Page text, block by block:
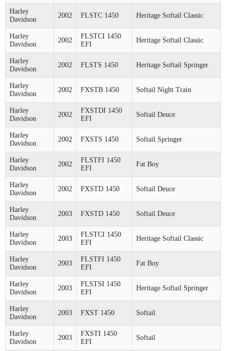
Harley
Davidson
2002 FLSTC 1450 Heritage Softail Classic
Harley
Davidson
2002
FLSTCI 1450
EFI
Heritage Softail Classic
Harley
Davidson
2002 FLSTS 1450 Heritage Softail Springer
Harley
Davidson
2002 FXSTB 1450 Softail Night Train
Harley
Davidson
2002
FXSTDI 1450
EFI
Softail Deuce
Harley
Davidson
2002 FXSTS 1450 Softail Springer
Harley
Davidson
2002
FLSTFI 1450
EFI
Fat Boy
Harley
Davidson
2002 FXSTD 1450 Softail Deuce
Harley
Davidson
2003 FXSTD 1450 Softail Deuce
Harley
Davidson
2003
FLSTCI 1450
EFI
Heritage Softail Classic
Harley
Davidson
2003
FLSTFI 1450
EFI
Fat Boy
Harley
Davidson
2003
FLSTSI 1450
EFI
Heritage Softail Springer
Harley
Davidson
2003 FXST 1450 Softail
Harley
Davidson
2003
FXSTI 1450
EFI
Softail